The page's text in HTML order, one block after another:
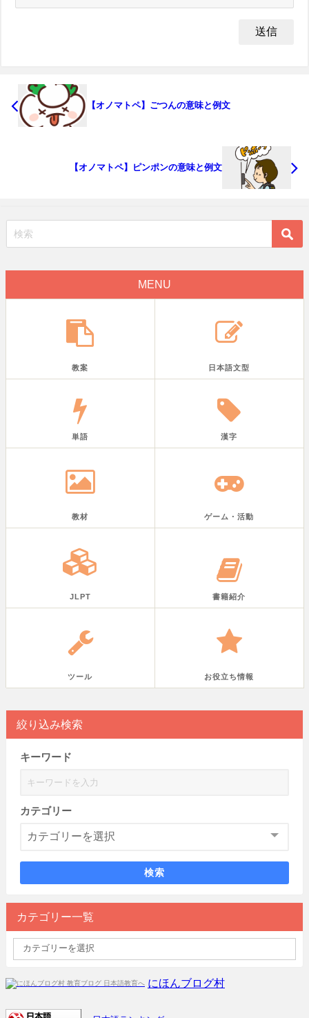
【オノマトペ】ごつんの意味と例文
【オノマトペ】ピンポンの意味と例文
MENU
教案 日本語文型
単語 漢字
教材 ゲーム・活動
JLPT 書籍紹介
ツール お役立ち情報
絞り込み検索
キーワード
カテゴリー
検索
カテゴリー一覧
にほんブログ村